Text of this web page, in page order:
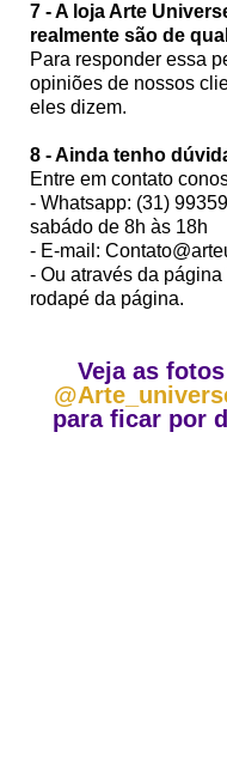
7 - A loja Arte
realmente são de
Para responder essa
opiniões de nossos
eles dizem.
8 - Ainda tenho
Entre em contato
- Whatsapp: (31)
sabádo de 8h às 18h
- E-mail:
- Ou através da
rodapé da página.
Veja as
para ficar por